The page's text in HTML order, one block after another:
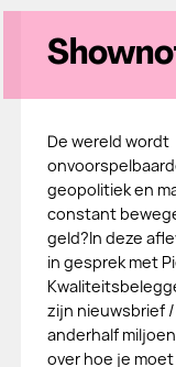
De wereld wordt
geopolitiek en
constant
geld?In deze
in gesprek met
zijn nieuwsbrief
anderhalf
over hoe je